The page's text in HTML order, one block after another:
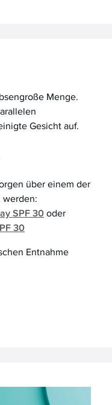
Menge.
Gesicht auf.
über einem der
SPF 30oder
30
Entnahme